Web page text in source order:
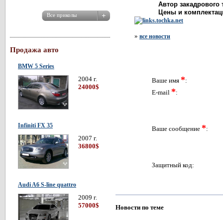
Продажа авто
BMW 5 Series
2004 г.
24000$
Infiniti FX 35
2007 г.
36800$
Audi A6 S-line quattro
2009 г.
57000$
Автор закадрового
Цены и
» все новости
Ваше имя *:
E-mail *:
Ваше сообщение *:
Защитный код:
Новости по теме